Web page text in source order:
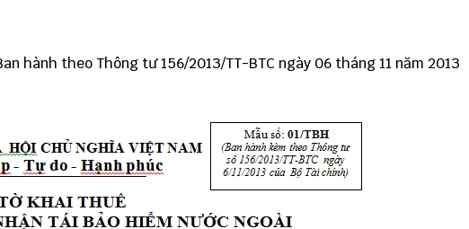
hành theo Thông tư 156/2013/TT-BTC ngày 06 tháng 11 năm 2013